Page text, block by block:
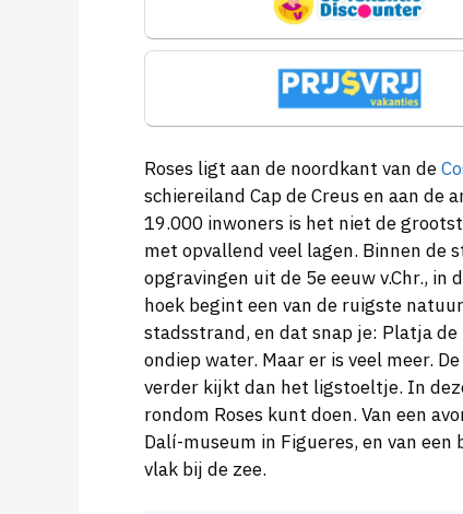
Roses ligt aan de noordkant van de
schiereiland Cap de Creus en aan
19.000 inwoners is het niet de
met opvallend veel lagen. Binnen de
opgravingen uit de 5e eeuw v.Chr., in
hoek begint een van de ruigste
stadsstrand, en dat snap je: Platja
ondiep water. Maar er is veel meer.
verder kijkt dan het ligstoeltje. In
rondom Roses kunt doen. Van een
Dalí-museum in Figueres, en van
vlak bij de zee.